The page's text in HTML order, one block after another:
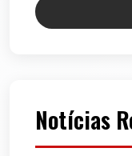
Notícias